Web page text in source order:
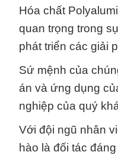
Hóa chất
quan trọng trong
phát triển các giải
Sứ mệnh của
án và ứng dụng
nghiệp của quý
Với đội ngũ nhân
hào là đối tác